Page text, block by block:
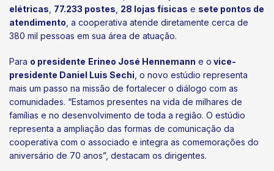
elétricas 77.233 postes 28 lojas físicas e sete pontos de
atendimento , a cooperativa atende diretamente cerca de
380 mil pessoas em sua área de atuação.
Para o presidente Erineo José Hennemann e o vice-
presidente Daniel Luis Sechi , o novo estúdio representa
mais um passo na missão de fortalecer o diálogo com as
comunidades. “Estamos presentes na vida de milhares de
famílias e no desenvolvimento de toda a região. O estúdio
representa a ampliação das formas de comunicação da
cooperativa com o associado e integra as comemorações do
aniversário de 70 anos”, destacam os dirigentes.